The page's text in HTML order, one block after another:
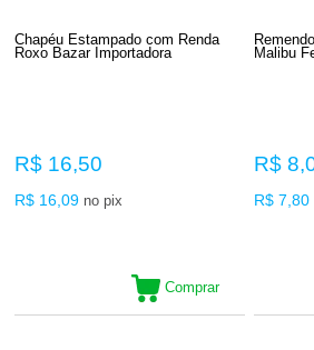
Chapéu Estampado com Renda
Roxo Bazar Importadora
R$ 16,50
R$ 16,09 no pix
Comprar
Remendo
Malibu
R$
R$ 7,80